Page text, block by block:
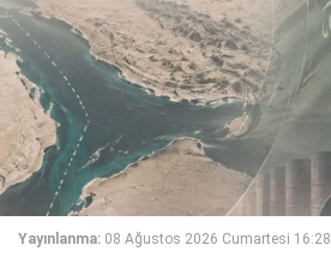
Yayınlanma: 08 Ağustos 2026 Cumartesi 16:28